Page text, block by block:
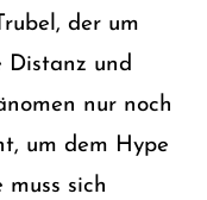
der um
Distanz und
nur noch
um dem Hype
sich